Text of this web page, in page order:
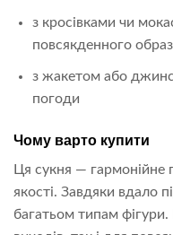
з кросівками чи
повсякденного
з жакетом або
погоди
Чому варто купити
Ця сукня — гармонійне
якості. Завдяки вдало
багатьом типам